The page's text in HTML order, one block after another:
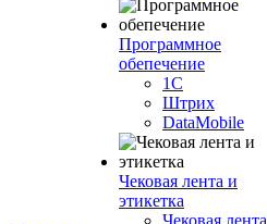
Программное
обепечение
1С
Штрих
DataMobile
Чековая лента и
этикетка
Чековая лента